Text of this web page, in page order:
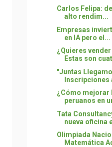
Carlos Felipa:
alto rendim...
Empresas
en IA pero el...
¿Quieres
Estas son
"Juntas
Inscripciones
¿Cómo mejorar
peruanos en
Tata
nueva oficina
Olimpiada
Matemática